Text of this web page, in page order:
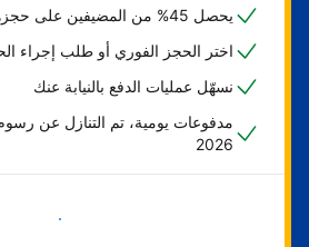
يحصل 45% من المضيفين على حجزهم الأول خلال أسبوع
اختر الحجز الفوري أو طلب إجراء
نسهّل عمليات الدفع بالنيابة عنك
مدفوعات يومية، تم التنازل عن
2026
ابدأ الآن